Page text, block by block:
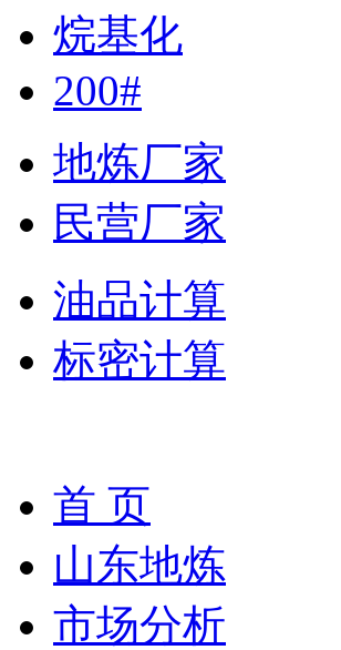
烷基化
200#
地炼厂家
民营厂家
油品计算
标密计算
首 页
山东地炼
市场分析